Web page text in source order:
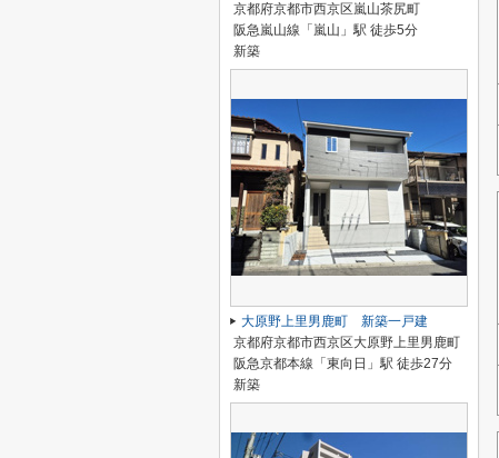
京都府京都市西京区嵐山茶尻町
阪急嵐山線「嵐山」駅 徒歩5分
新築
大原野上里男鹿町 新築一戸建
京都府京都市西京区大原野上里男鹿町
阪急京都本線「東向日」駅 徒歩27分
新築